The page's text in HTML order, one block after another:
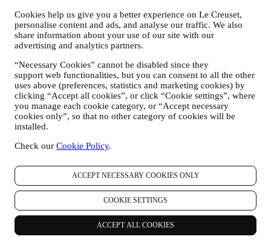
Cookies help us give you a better experience on Le Creuset,
personalise content and ads, and analyse our traffic. We also
share information about your use of our site with our
advertising and analytics partners.
“Necessary Cookies” cannot be disabled since they
support web functionalities, but you can consent to all the other
uses above (preferences, statistics and marketing cookies) by
clicking “Accept all cookies”, or click “Cookie settings”, where
you manage each cookie category, or “Accept necessary
cookies only”, so that no other category of cookies will be
installed.
Check our Cookie Policy.
ACCEPT NECESSARY COOKIES ONLY
COOKIE SETTINGS
ACCEPT ALL COOKIES
mails de suivi dans le cas où vous auriez ajouté des articles
dans votre panier sans finaliser votre achat en ligne. Si vous
ne finalisez pas l'achat dans un certain délai, aucune autre
communication de suivi ne sera envoyée.
NOUVELLES ET OFFRES CONCERNANT LES
PRODUITS LE CREUSET
Si vous nous avez donné votre autorisation dans ce sens (par
exemple en souscrivant à notre lettre d’information au
moment de créer un compte sur le Site web), nous vous ferons
parvenir des communications de marketing personnalisées et
et promues par les filiales de son groupe, ou par ses affiliés et
vous contacterons par e-mail, par SMS ou par les réseaux
sociaux, mais aussi en utilisant des moyens automatisés. De
telles communications seront liées aux produits Le Creuset,
aux ouvertures de nouveaux magasins, aux événements
exclusifs, concours, enquêtes et démonstrations organisés par
Le Creuset ou à des offres spéciales qui pourraient vous
intéresser. Ces communications pourront être sélectionnées ou